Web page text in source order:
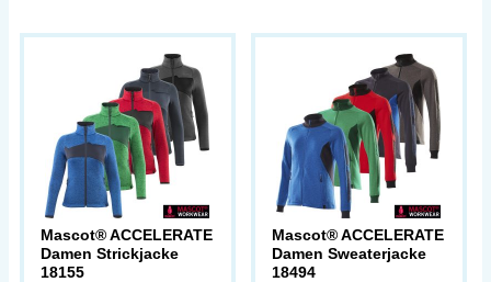
Mascot® ACCELERATE
Damen Strickjacke
18155
Mascot® ACCELERATE
Damen Sweaterjacke
18494